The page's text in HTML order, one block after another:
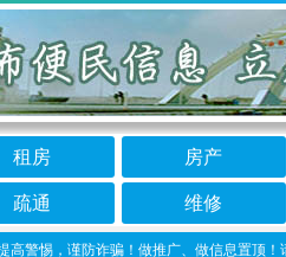
租房 房产
疏通 维修
惕，谨防诈骗！做推广、做信息置顶！请